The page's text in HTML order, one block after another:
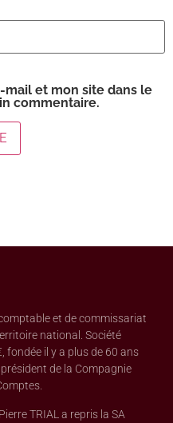
mail et mon site dans le
commentaire.
et de commissariat
national. Société
fondée il y a plus de 60 ans
de la Compagnie
TRIAL a repris la SA